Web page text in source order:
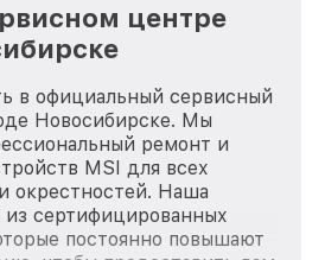
центре
в официальный сервисный
Новосибирске. Мы
ремонт и
MSI для всех
окрестностей. Наша
из сертифицированных
постоянно повышают